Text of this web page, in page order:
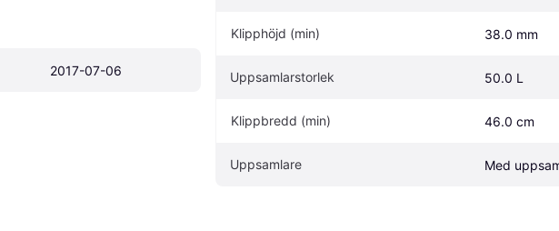
2017-07-06
Klipphöjd (min) 38.0 mm
Uppsamlarstorlek 50.0 L
Klippbredd (min) 46.0 cm
Uppsamlare Med